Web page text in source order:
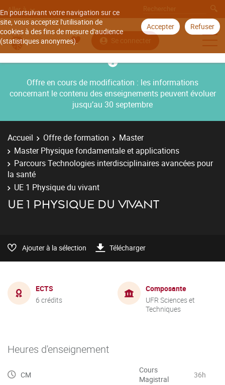
En poursuivant votre navigation sur ce
site, vous acceptez l'utilisation de
cookies à des fins de mesure d'audience
(statistiques anonymes).
Accepter Refuser
Aller à
Se connecter
Offre en cours de modification : les informations
concernant le contenu des enseignements peuvent évoluer
jusqu’au 30 septembre
Accueil Offre de formation
Master
Master Physique fondamentale et applications
Parcours Technologies interdisciplinaires avancées pour
la santé
UE 1 Physique du vivant
UE 1 PHYSIQUE DU VIVANT
Ajouter à la sélection Télécharger
ECTS
6 crédits
Composante
UFR Sciences et
Techniques
Heures d'enseignement
CM
Cours
Magistral
36h